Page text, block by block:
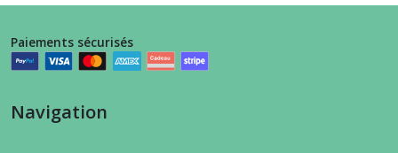
Paiements sécurisés
Navigation